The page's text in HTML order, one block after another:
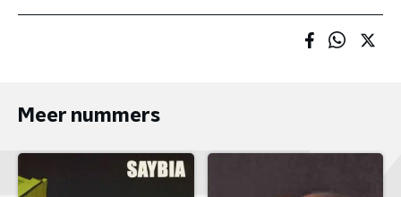
Meer nummers